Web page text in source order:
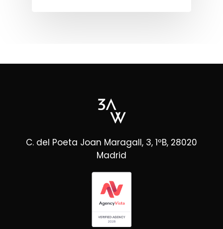
C. del Poeta Joan Maragall, 3, 1ºB, 28020
Madrid